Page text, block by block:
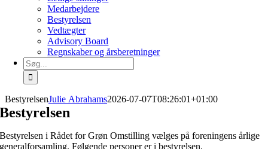
Medarbejdere
Bestyrelsen
Vedtægter
Advisory Board
Regnskaber og årsberetninger
Søg
efter:
BestyrelsenJulie Abrahams2026-07-07T08:26:01+01:00
Bestyrelsen
Bestyrelsen i Rådet for Grøn Omstilling vælges på foreningens årlige
generalforsamling. Følgende personer er i bestyrelsen.